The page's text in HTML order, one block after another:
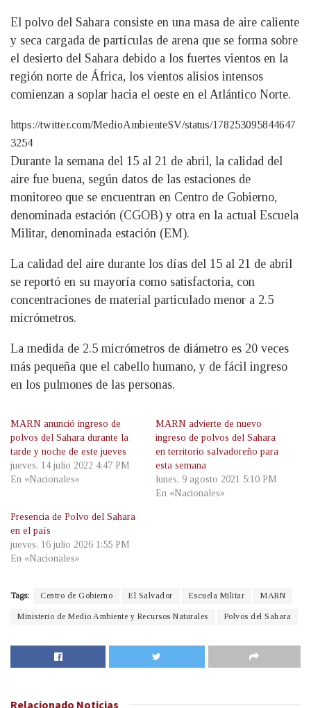
El polvo del Sahara consiste en una masa de aire caliente
y seca cargada de partículas de arena que se forma sobre
el desierto del Sahara debido a los fuertes vientos en la
región norte de África, los vientos alisios intensos
comienzan a soplar hacia el oeste en el Atlántico Norte.
https://twitter.com/MedioAmbienteSV/status/178253095844647
3254
Durante la semana del 15 al 21 de abril, la calidad del
aire fue buena, según datos de las estaciones de
monitoreo que se encuentran en Centro de Gobierno,
denominada estación (CGOB) y otra en la actual Escuela
Militar, denominada estación (EM).
La calidad del aire durante los días del 15 al 21 de abril
se reportó en su mayoría como satisfactoria, con
concentraciones de material particulado menor a 2.5
micrómetros.
La medida de 2.5 micrómetros de diámetro es 20 veces
más pequeña que el cabello humano, y de fácil ingreso
en los pulmones de las personas.
MARN anunció ingreso de
polvos del Sahara durante la
tarde y noche de este jueves
jueves, 14 julio 2022 4:47 PM
En «Nacionales»
MARN advierte de nuevo
ingreso de polvos del Sahara
en territorio salvadoreño para
esta semana
lunes, 9 agosto 2021 5:10 PM
En «Nacionales»
Presencia de Polvo del Sahara
en el país
jueves, 16 julio 2026 1:55 PM
En «Nacionales»
Tags: Centro de Gobierno El Salvador Escuela Militar MARN
Ministerio de Medio Ambiente y Recursos Naturales Polvos del Sahara
Relacionado Noticias